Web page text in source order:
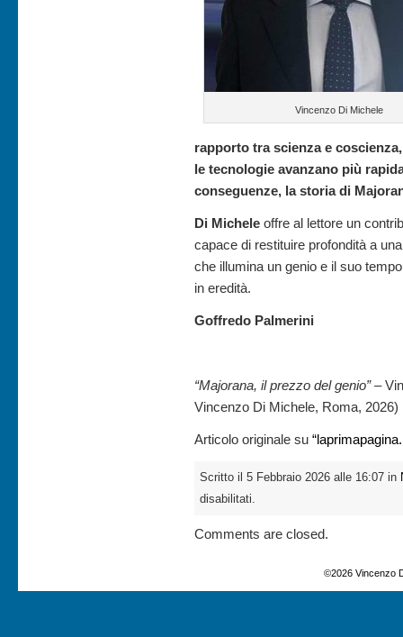
Vincenzo Di Michele
rapporto tra scienza e
le tecnologie avanzano più
conseguenze, la storia di
Di Michele offre al lettore un
capace di restituire profondità a
che illumina un genio e il suo
in eredità.
Goffredo Palmerini
“Majorana, il prezzo del genio” –
Vincenzo Di Michele, Roma, 2026)
Articolo originale su
Scritto il 5 Febbraio 2026 alle 16:07 in
disabilitati.
Comments are closed.
©2026 Vincenzo